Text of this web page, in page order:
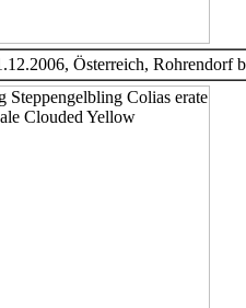
Österreich, Rohrendorf